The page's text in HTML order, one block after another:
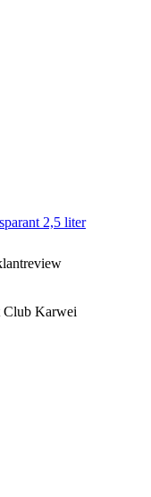
2,5 liter
Club Karwei